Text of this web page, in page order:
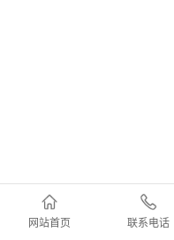
网站首页 联系电话